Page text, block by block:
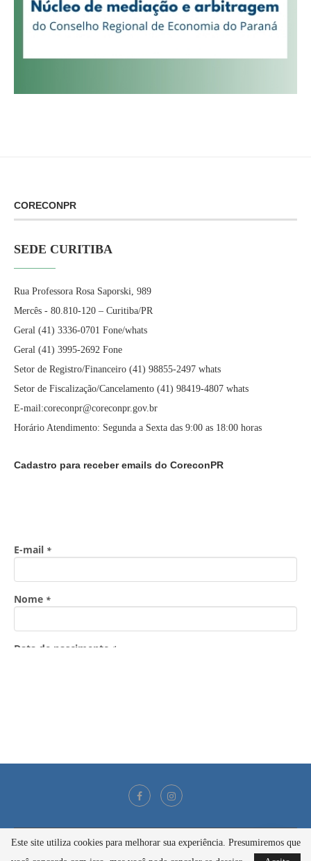
CORECONPR
SEDE CURITIBA
Rua Professora Rosa Saporski, 989
Mercês - 80.810-120 – Curitiba/PR
Geral (41) 3336-0701 Fone/whats
Geral (41) 3995-2692 Fone
Setor de Registro/Financeiro (41) 98855-2497 whats
Setor de Fiscalização/Cancelamento (41) 98419-4807 whats
E-mail:coreconpr@coreconpr.gov.br
Horário Atendimento: Segunda a Sexta das 9:00 as 18:00 horas
Cadastro para receber emails do CoreconPR
@2021 - Todos os direitos reservados
Este site utiliza cookies para melhorar sua experiência. Presumiremos que